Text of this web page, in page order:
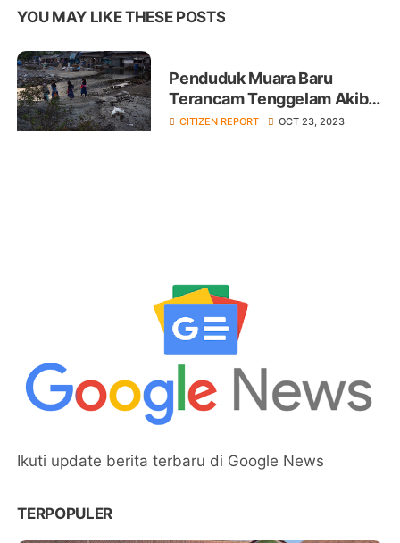
YOU MAY LIKE THESE POSTS
Penduduk Muara Baru
Terancam Tenggelam Akibat
Tanggul Bocor
CITIZEN REPORT OCT 23, 2023
Ikuti update berita terbaru di Google News
TERPOPULER